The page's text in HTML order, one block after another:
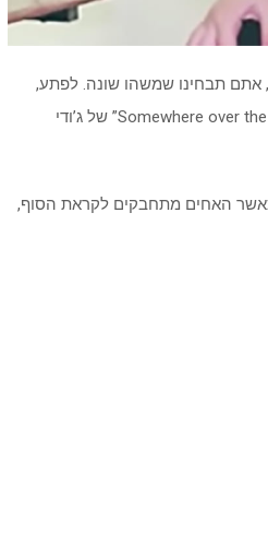
אתם תבחינו שמשהו שונה. לפתע,
הטקסט משתנה ואתם יכולים לשמוע את המילים של השיר המדהים “Somewhere over the rainbow” של ג’ודי
האחים מתחבקים לקראת הסוף,